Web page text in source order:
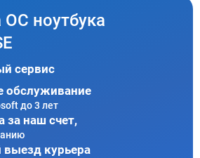
ноутбука
сервис
обслуживание
до 3 лет
за наш счет,
выезд курьера